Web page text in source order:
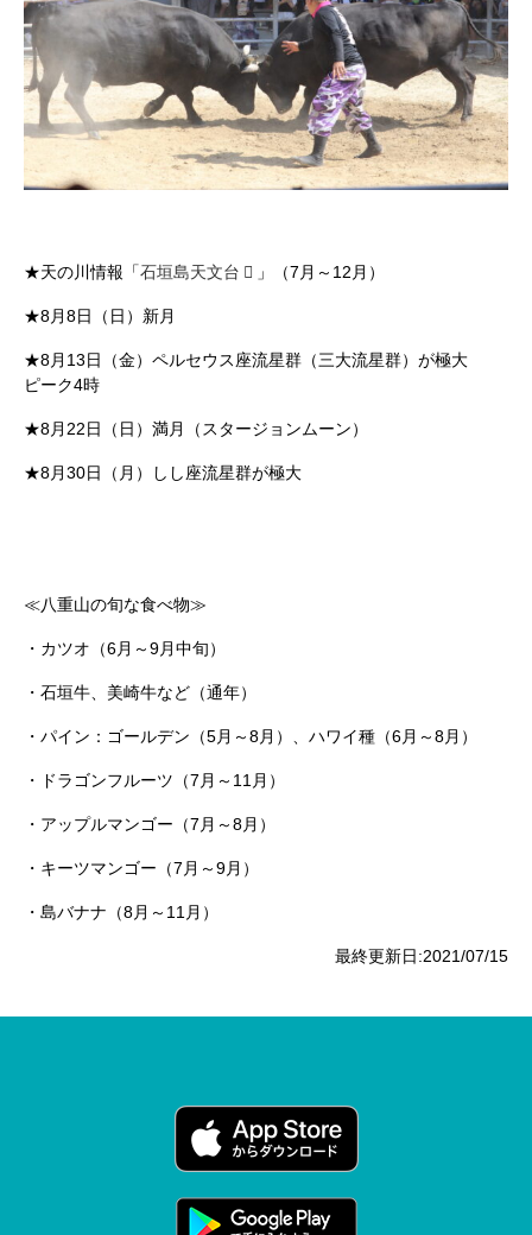
★天の川情報「石垣島天文台 」（7月～12月）
★8月8日（日）新月
★8月13日（金）ペルセウス座流星群（三大流星群）が極大
ピーク4時
★8月22日（日）満月（スタージョンムーン）
★8月30日（月）しし座流星群が極大
≪八重山の旬な食べ物≫
・カツオ（6月～9月中旬）
・石垣牛、美崎牛など（通年）
・パイン：ゴールデン（5月～8月）、ハワイ種（6月～8月）
・ドラゴンフルーツ（7月～11月）
・アップルマンゴー（7月～8月）
・キーツマンゴー（7月～9月）
・島バナナ（8月～11月）
最終更新日:2021/07/15